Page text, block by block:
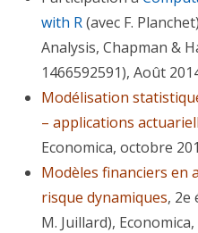
with R(avec F.
Analysis, Chapman &
1466592591), Août
Modélisation
– applications
Economica, octobre
Modèles financiers en
risque dynamiques, 2e
M. Juillard),